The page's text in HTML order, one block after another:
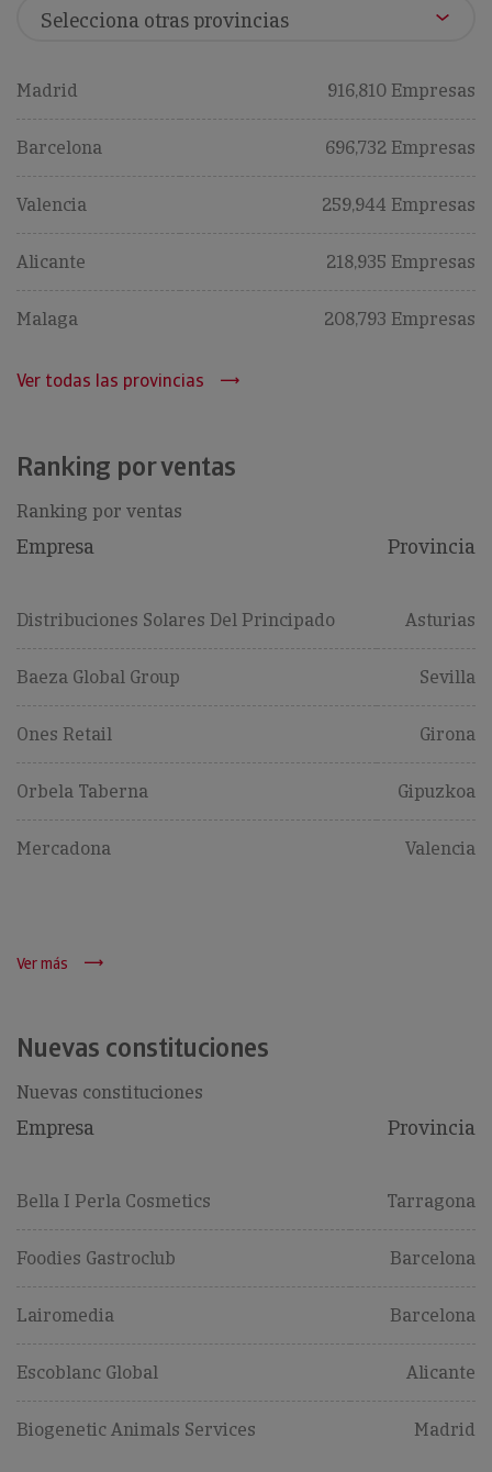
Madrid 916,810 Empresas
Barcelona 696,732 Empresas
Valencia 259,944 Empresas
Alicante 218,935 Empresas
Malaga 208,793 Empresas
Ver todas las provincias
Ranking por ventas
Ranking por ventas
Empresa Provincia
Distribuciones Solares Del Principado Asturias
Baeza Global Group Sevilla
Ones Retail Girona
Orbela Taberna Gipuzkoa
Mercadona Valencia
Ver más
Nuevas constituciones
Nuevas constituciones
Empresa Provincia
Bella I Perla Cosmetics Tarragona
Foodies Gastroclub Barcelona
Lairomedia Barcelona
Escoblanc Global Alicante
Biogenetic Animals Services Madrid